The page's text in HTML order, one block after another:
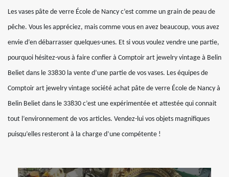
Les vases pâte de verre École de Nancy c’est comme un grain de peau de
pêche. Vous les appréciez, mais comme vous en avez beaucoup, vous avez
envie d’en débarrasser quelques-unes. Et si vous voulez vendre une partie,
pourquoi hésitez-vous à faire confier à Comptoir art jewelry vintage à Belin
Beliet dans le 33830 la vente d’une partie de vos vases. Les équipes de
Comptoir art jewelry vintage société achat pâte de verre École de Nancy à
Belin Beliet dans le 33830 c’est une expérimentée et attestée qui connait
tout l’environnement de vos articles. Vendez-lui vos objets magnifiques
puisqu’elles resteront à la charge d’une compétente !